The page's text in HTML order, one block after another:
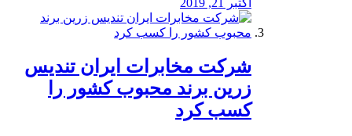
اکتبر 21, 2019
شرکت مخابرات ایران تندیس
زرین برند محبوب کشور را
کسب کرد